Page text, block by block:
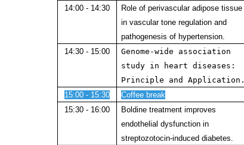
14:00 - 14:30
Role of perivascular adipose tissue
in vascular tone regulation and
pathogenesis of hypertension.
14:30 - 15:00
Genome-wide association
study in heart diseases:
Principle and Application.
15:00 - 15:30
Coffee break
15:30 - 16:00
Boldine treatment improves
endothelial dysfunction in
streptozotocin-induced diabetes.